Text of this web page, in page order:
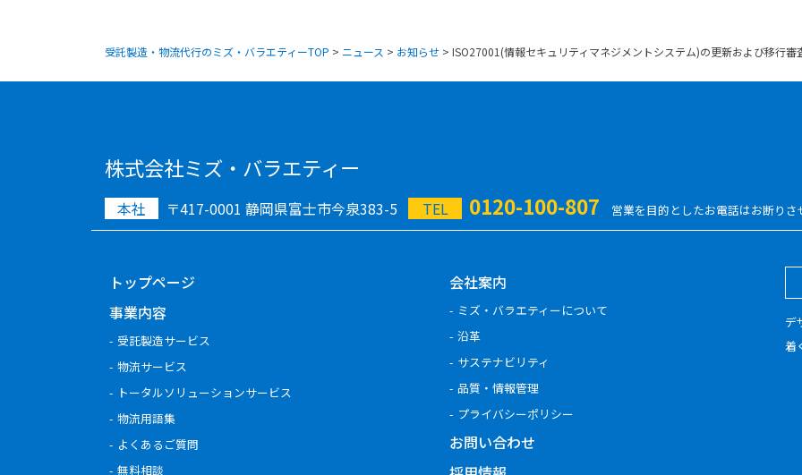
受託製造・物流代行のミズ・バラエティーTOP > ニュース > お知らせ > ISO27001(情報セキュリティマネジメントシステム)の更新および移行審
株式会社ミズ・バラエティー
本社 〒417-0001 静岡県富士市今泉383-5 TEL 0120-100-807 営業を目的としたお電話はお断り
トップページ
事業内容
受託製造サービス
物流サービス
トータルソリューションサービス
物流用語集
よくあるご質問
無料相談
会社案内
ミズ・バラエティーについて
沿革
サステナビリティ
品質・情報管理
プライバシーポリシー
お問い合わせ
デ
着